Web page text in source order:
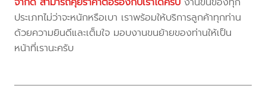
ประเภทไม่ว่าจะหนักหรือเบา เราพร้อมให้บริการลูกค้าทุกท่าน
ด้วยความยินดีและเต็มใจ มอบงานขนย้ายของท่านให้เป็น
หน้าที่เรานะครับ